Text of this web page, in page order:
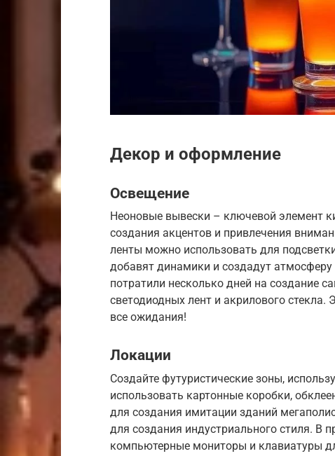
Декор и оформление
Освещение
Неоновые вывески – ключевой элемент
создания акцентов и привлечения
ленты можно использовать для
добавят динамики и создадут
потратили несколько дней на создание
светодиодных лент и акрилового стекла.
все ожидания!
Локации
Создайте футуристические зоны,
использовать картонные коробки,
для создания имитации зданий
для создания индустриального стиля. В
компьютерные мониторы и клавиатуры